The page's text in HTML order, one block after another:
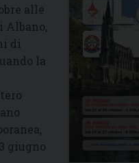
alle
Albano,
di
la
giugno